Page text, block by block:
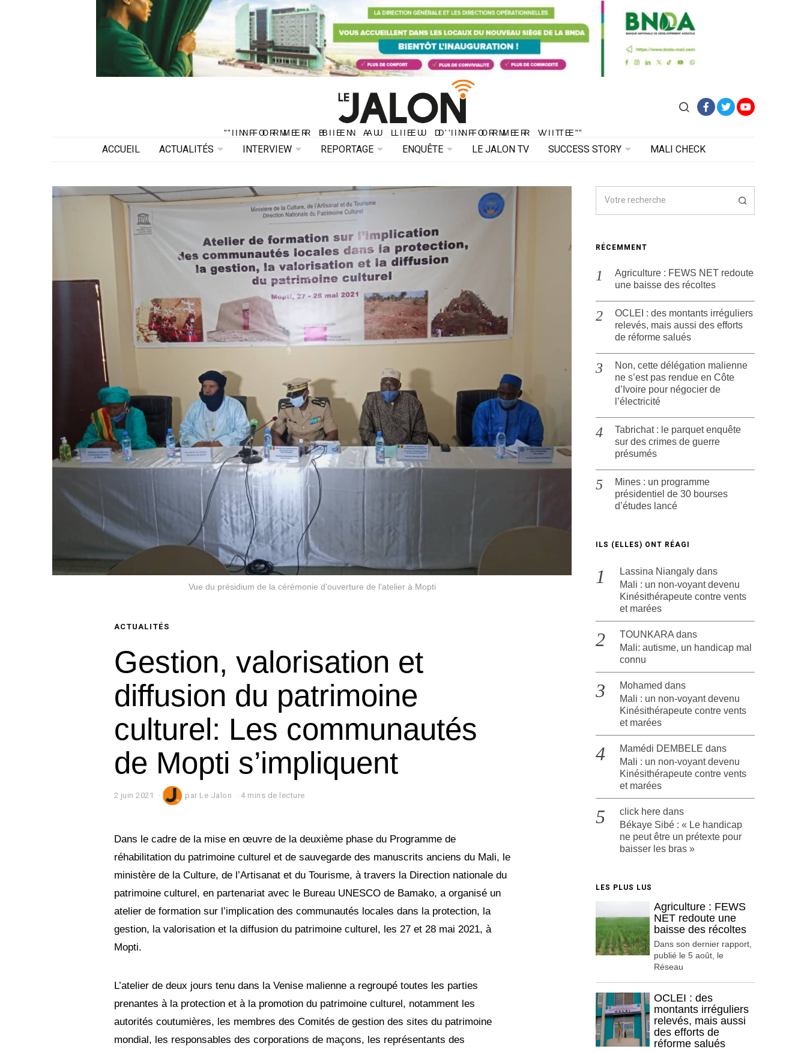
"INFORMER BIEN AU LIEU D'INFORMER VITE"
"INFORMER BIEN AU LIEU D'INFORMER VITE"
ACCUEIL ACTUALITÉS INTERVIEW REPORTAGE ENQUÊTE LE JALON TV SUCCESS STORY MALI CHECK
Vue du présidium de la cérémonie d'ouverture de l'atelier à Mopti
ACTUALITÉS
Gestion, valorisation et
diffusion du patrimoine
culturel: Les communautés
de Mopti s’impliquent
2 juin 2021
n
0
2
1
par Le Jalon 4 mins de lecture
Dans le cadre de la mise en œuvre de la deuxième phase du Programme de
réhabilitation du patrimoine culturel et de sauvegarde des manuscrits anciens du Mali, le
ministère de la Culture, de l’Artisanat et du Tourisme, à travers la Direction nationale du
patrimoine culturel, en partenariat avec le Bureau UNESCO de Bamako, a organisé un
atelier de formation sur l’implication des communautés locales dans la protection, la
gestion, la valorisation et la diffusion du patrimoine culturel, les 27 et 28 mai 2021, à
Mopti.
L’atelier de deux jours tenu dans la Venise malienne a regroupé toutes les parties
prenantes à la protection et à la promotion du patrimoine culturel, notamment les
autorités coutumières, les membres des Comités de gestion des sites du patrimoine
mondial, les responsables des corporations de maçons, les représentants des
RÉCEMMENT
Agriculture : FEWS NET redoute
une baisse des récoltes
OCLEI : des montants irréguliers
relevés, mais aussi des efforts
de réforme salués
Non, cette délégation malienne
ne s’est pas rendue en Côte
d’Ivoire pour négocier de
l’électricité
Tabrichat : le parquet enquête
sur des crimes de guerre
présumés
Mines : un programme
présidentiel de 30 bourses
d’études lancé
ILS (ELLES) ONT RÉAGI
Lassina Niangaly dans
Mali : un non-voyant devenu
Kinésithérapeute contre vents
et marées
TOUNKARA dans
Mali: autisme, un handicap mal
connu
Mohamed dans
Mali : un non-voyant devenu
Kinésithérapeute contre vents
et marées
Mamédi DEMBELE dans
Mali : un non-voyant devenu
Kinésithérapeute contre vents
et marées
click here dans
Békaye Sibé : « Le handicap
ne peut être un prétexte pour
baisser les bras »
LES PLUS LUS
Agriculture : FEWS
NET redoute une
baisse des récoltes
Dans son dernier rapport,
publié le 5 août, le
Réseau
OCLEI : des
montants irréguliers
relevés, mais aussi
des efforts de
réforme salués